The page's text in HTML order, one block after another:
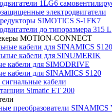
1LG6
электродвигатели
SIMOTICS S-1FK7
до типоразмера 315 L
MOTION-CONNECT
кабели для SINAMICS S120
кабели для SINUMERIK
кабели для SIMODRIVE
кабели для SINAMICS S120
кабели
Simatic ET 200
преобразователи SINAMICS